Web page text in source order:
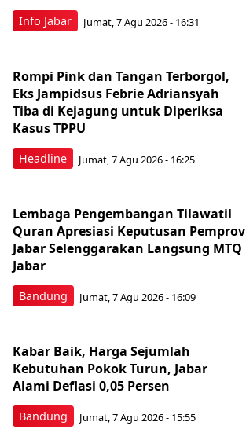
Info Jabar Jumat, 7 Agu 2026 - 16:31
Headline
Rompi Pink dan Tangan Terborgol,
Eks Jampidsus Febrie Adriansyah
Tiba di Kejagung untuk Diperiksa
Kasus TPPU
Jumat, 7 Agu 2026 - 16:25
Bandung
Lembaga Pengembangan Tilawatil
Quran Apresiasi Keputusan Pemprov
Jabar Selenggarakan Langsung MTQ
Jabar
Jumat, 7 Agu 2026 - 16:09
Bandung
Kabar Baik, Harga Sejumlah
Kebutuhan Pokok Turun, Jabar
Alami Deflasi 0,05 Persen
Jumat, 7 Agu 2026 - 15:55